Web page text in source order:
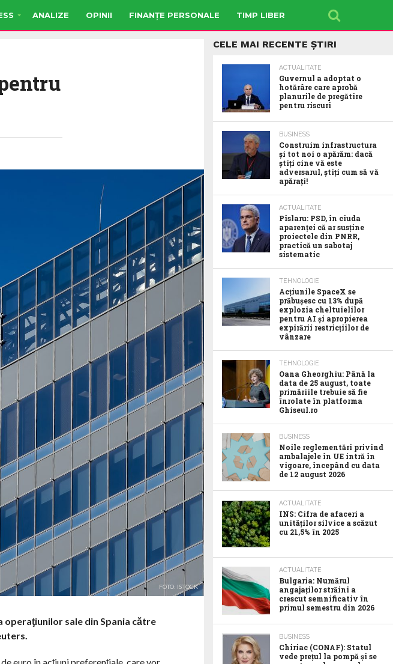
ANALIZE OPINII FINANȚE PERSONALE TIMP LIBER
FOTO: ISTOCK
operaţiunilor sale din Spania către
CELE MAI RECENTE ȘTIRI
ACTUALITATE
Guvernul a adoptat o
hotărâre care aprobă
planurile de pregătire
pentru riscuri
BUSINESS
Construim infrastructura
și tot noi o apărăm: dacă
știți cine vă este
adversarul, știți cum să vă
apărați!
ACTUALITATE
Pîslaru: PSD, în ciuda
aparenței că ar susține
proiectele din PNRR,
practică un sabotaj
sistematic
TEHNOLOGIE
Acţiunile SpaceX se
prăbuşesc cu 13% după
explozia cheltuielilor
pentru AI şi apropierea
expirării restricţiilor de
vânzare
TEHNOLOGIE
Oana Gheorghiu: Până la
data de 25 august, toate
primăriile trebuie să fie
înrolate în platforma
Ghiseul.ro
BUSINESS
Noile reglementări privind
ambalajele în UE intră în
vigoare, începând cu data
de 12 august 2026
ACTUALITATE
INS: Cifra de afaceri a
unităților silvice a scăzut
cu 21,5% în 2025
ACTUALITATE
Bulgaria: Numărul
angajaților străini a
crescut semnificativ în
primul semestru din 2026
BUSINESS
Chiriac (CONAF): Statul
vede prețul la pompă și se